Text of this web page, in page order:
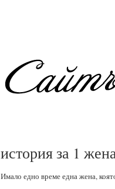
история за 1
Имало едно време една жена,